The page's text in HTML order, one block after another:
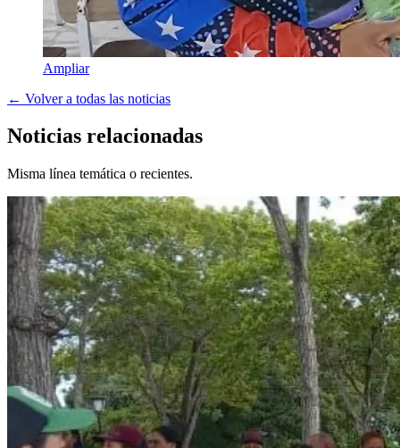
Ampliar
← Volver a todas las noticias
Noticias relacionadas
Misma línea temática o recientes.